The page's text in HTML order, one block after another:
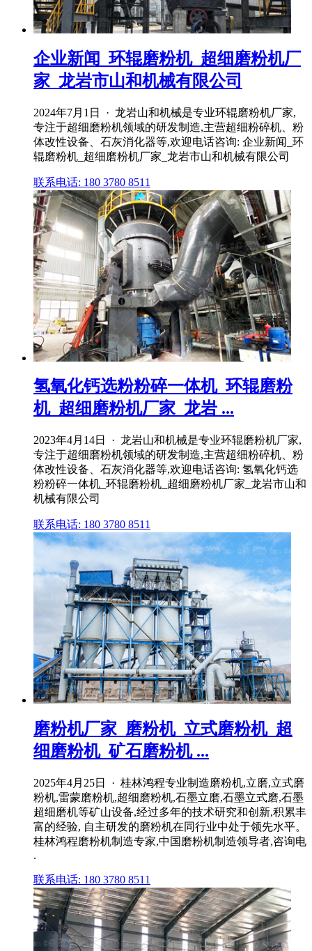
企业新闻_环辊磨粉机_超细磨粉机厂
家_龙岩市山和机械有限公司
2024年7月1日 · 龙岩山和机械是专业环辊磨粉机厂家,
专注于超细磨粉机领域的研发制造,主营超细粉碎机、粉
体改性设备、石灰消化器等,欢迎电话咨询: 企业新闻_环
辊磨粉机_超细磨粉机厂家_龙岩市山和机械有限公司
联系电话: 180 3780 8511
氢氧化钙选粉粉碎一体机_环辊磨粉
机_超细磨粉机厂家_龙岩 ...
2023年4月14日 · 龙岩山和机械是专业环辊磨粉机厂家,
专注于超细磨粉机领域的研发制造,主营超细粉碎机、粉
体改性设备、石灰消化器等,欢迎电话咨询: 氢氧化钙选
粉粉碎一体机_环辊磨粉机_超细磨粉机厂家_龙岩市山和
机械有限公司
联系电话: 180 3780 8511
磨粉机厂家_磨粉机_立式磨粉机_超
细磨粉机_矿石磨粉机 ...
2025年4月25日 · 桂林鸿程专业制造磨粉机,立磨,立式磨
粉机,雷蒙磨粉机,超细磨粉机,石墨立磨,石墨立式磨,石墨
超细磨机等矿山设备,经过多年的技术研究和创新,积累丰
富的经验, 自主研发的磨粉机在同行业中处于领先水平。
桂林鸿程磨粉机制造专家,中国磨粉机制造领导者,咨询电
.
联系电话: 180 3780 8511